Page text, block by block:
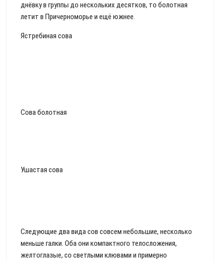
днёвку в группы до нескольких десятков, то болотная
летит в Причерноморье и ещё южнее.
Ястребиная сова
Сова болотная
Ушастая сова
Следующие два вида сов совсем небольшие, несколько
меньше галки. Оба они компактного телосложения,
желтоглазые, со светлыми клювами и примерно